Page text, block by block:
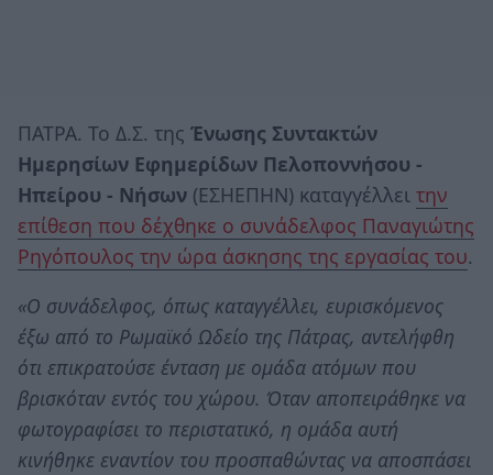
ΠΑΤΡΑ. Το Δ.Σ. της Ένωσης Συντακτών
Ημερησίων Εφημερίδων Πελοποννήσου -
Ηπείρου - Νήσων (ΕΣΗΕΠΗΝ) καταγγέλλει την
επίθεση που δέχθηκε ο συνάδελφος Παναγιώτης
Ρηγόπουλος την ώρα άσκησης της εργασίας του.
«Ο συνάδελφος, όπως καταγγέλλει, ευρισκόμενος
έξω από το Ρωμαϊκό Ωδείο της Πάτρας, αντελήφθη
ότι επικρατούσε ένταση με ομάδα ατόμων που
βρισκόταν εντός του χώρου. Όταν αποπειράθηκε να
φωτογραφίσει το περιστατικό, η ομάδα αυτή
κινήθηκε εναντίον του προσπαθώντας να αποσπάσει